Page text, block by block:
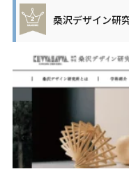
桑沢デザイン研